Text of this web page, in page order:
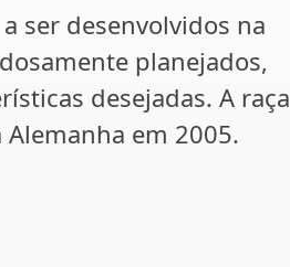
ser desenvolvidos na
planejados,
desejadas. A raça
em 2005.